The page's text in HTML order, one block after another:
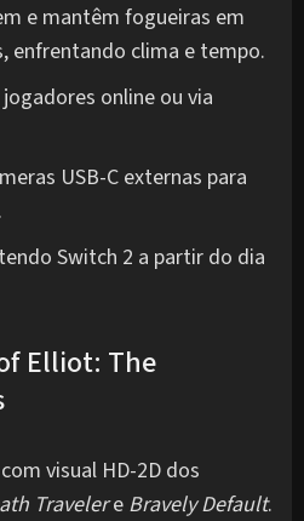
e mantêm fogueiras em
enfrentando clima e tempo.
online ou via
USB-C externas para
Switch 2 a partir do dia
Elliot: The
visual HD-2D dos
Travelere Bravely Default.